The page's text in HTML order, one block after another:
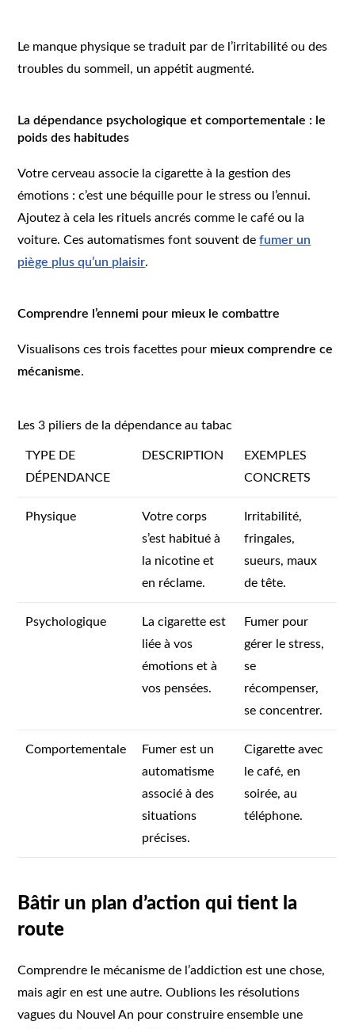
Le manque physique se traduit par de l’irritabilité ou des
troubles du sommeil, un appétit augmenté.
La dépendance psychologique et comportementale : le
poids des habitudes
Votre cerveau associe la cigarette à la gestion des
émotions : c’est une béquille pour le stress ou l’ennui.
Ajoutez à cela les rituels ancrés comme le café ou la
voiture. Ces automatismes font souvent defumer un
piège plus qu’un plaisir.
Comprendre l’ennemi pour mieux le combattre
Visualisons ces trois facettes pour mieux comprendre ce
mécanisme.
Les 3 piliers de la dépendance au tabac
TYPE DE
DÉPENDANCE
DESCRIPTION
EXEMPLES
CONCRETS
Physique
Votre corps
s’est habitué à
la nicotine et
en réclame.
Irritabilité,
fringales,
sueurs, maux
de tête.
Psychologique
La cigarette est
liée à vos
émotions et à
vos pensées.
Fumer pour
gérer le stress,
se
récompenser,
se concentrer.
Comportementale
Fumer est un
automatisme
associé à des
situations
précises.
Cigarette avec
le café, en
soirée, au
téléphone.
Bâtir un plan d’action qui tient la
route
Comprendre le mécanisme de l’addiction est une chose,
mais agir en est une autre. Oublions les résolutions
vagues du Nouvel An pour construire ensemble une